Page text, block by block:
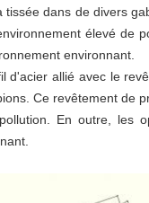
dans de divers
élevé de
environnant.
d'acier allié avec le
Ce revêtement de
En outre, les